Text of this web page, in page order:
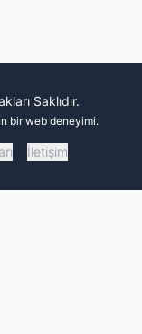
Saklıdır.
bir web deneyimi.
İletişim